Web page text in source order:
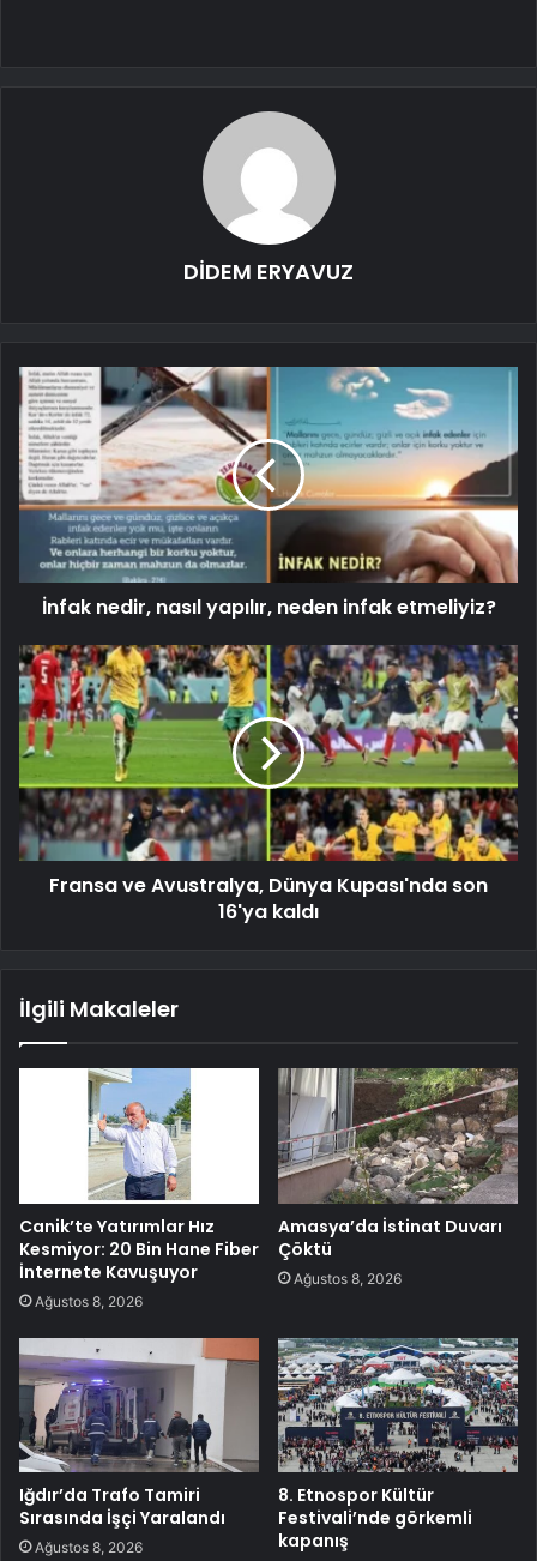
DİDEM ERYAVUZ
İnfak nedir, nasıl yapılır, neden infak etmeliyiz?
Fransa ve Avustralya, Dünya Kupası'nda son
16'ya kaldı
İlgili Makaleler
Canik’te Yatırımlar Hız
Kesmiyor: 20 Bin Hane Fiber
İnternete Kavuşuyor
Ağustos 8, 2026
Amasya’da İstinat Duvarı
Çöktü
Ağustos 8, 2026
Iğdır’da Trafo Tamiri
Sırasında İşçi Yaralandı
Ağustos 8, 2026
8. Etnospor Kültür
Festivali’nde görkemli
kapanış